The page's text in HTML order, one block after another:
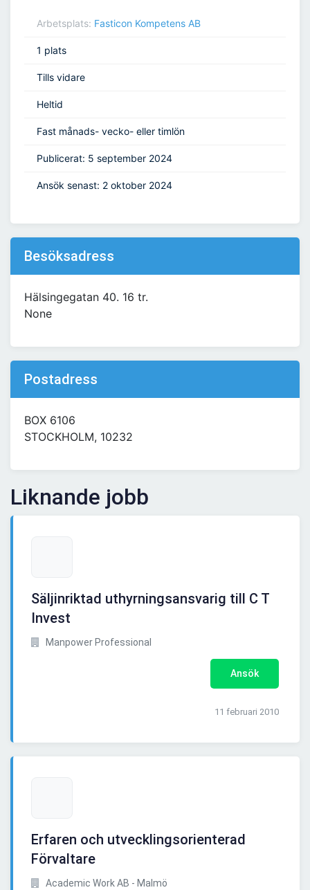
Arbetsplats: Fasticon Kompetens AB
1 plats
Tills vidare
Heltid
Fast månads- vecko- eller timlön
Publicerat: 5 september 2024
Ansök senast: 2 oktober 2024
Besöksadress
Hälsingegatan 40. 16 tr.
None
Postadress
BOX 6106
STOCKHOLM, 10232
Liknande jobb
Säljinriktad uthyrningsansvarig till C T
Invest
Manpower Professional
Ansök
11 februari 2010
Erfaren och utvecklingsorienterad
Förvaltare
Academic Work AB - Malmö